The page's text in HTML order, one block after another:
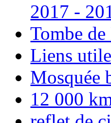
2017 -
Tombe
Liens
Mosquée
12 000